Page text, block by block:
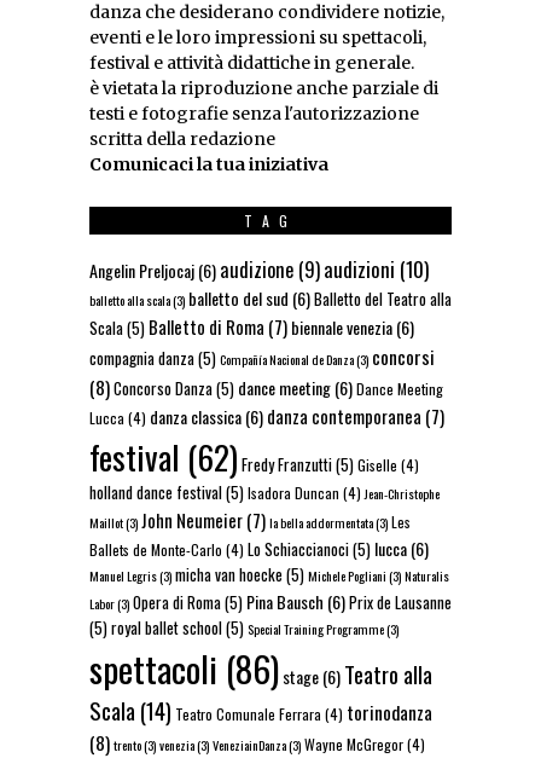
danza che desiderano condividere notizie,
eventi e le loro impressioni su spettacoli,
festival e attività didattiche in generale.
è vietata la riproduzione anche parziale di
testi e fotografie senza l'autorizzazione
scritta della redazione
Comunicaci la tua iniziativa
TAG
Angelin Preljocaj(6)audizione (9)audizioni (10)
balletto alla scala(3) balletto del sud (6)Balletto del Teatro alla
Scala(5) Balletto di Roma (7)biennale venezia(6)
compagnia danza(5)Compañía Nacional de Danza(3) concorsi
(8)Concorso Danza(5) dance meeting(6)Dance Meeting
Lucca (4) danza classica(6)danza contemporanea (7)
festival (62) Fredy Franzutti(5)Giselle (4)
holland dance festival(5)Isadora Duncan (4) Jean-Christophe
Maillot(3)John Neumeier(7)la bella addormentata(3)Les
Ballets de Monte-Carlo (4) Lo Schiaccianoci(5) lucca(6)
Manuel Legris(3)micha van hoecke(5)Michele Pogliani(3)Naturalis
Labor(3)Opera di Roma(5) Pina Bausch (6)Prix de Lausanne
(5)royal ballet school(5)Special Training Programme(3)
spettacoli (86)stage(6)Teatro alla
Scala (14) Teatro Comunale Ferrara (4) torinodanza
(8)trento(3)venezia(3)VeneziainDanza(3)Wayne McGregor(4)